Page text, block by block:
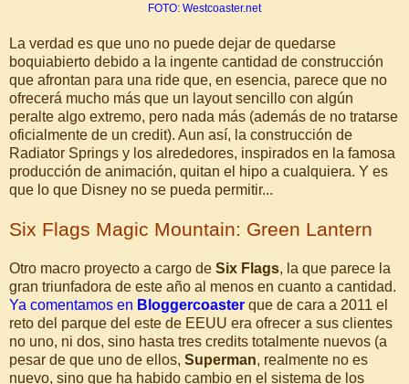
FOTO: Westcoaster.net
La verdad es que uno no puede dejar de quedarse
boquiabierto debido a la ingente cantidad de construcción
que afrontan para una ride que, en esencia, parece que no
ofrecerá mucho más que un layout sencillo con algún
peralte algo extremo, pero nada más (además de no tratarse
oficialmente de un credit). Aun así, la construcción de
Radiator Springs y los alrededores, inspirados en la famosa
producción de animación, quitan el hipo a cualquiera. Y es
que lo que Disney no se pueda permitir...
Six Flags Magic Mountain: Green Lantern
Otro macro proyecto a cargo de Six Flags, la que parece la
gran triunfadora de este año al menos en cuanto a cantidad.
Ya comentamos en Bloggercoaster que de cara a 2011 el
reto del parque del este de EEUU era ofrecer a sus clientes
no uno, ni dos, sino hasta tres credits totalmente nuevos (a
pesar de que uno de ellos, Superman, realmente no es
nuevo, sino que ha habido cambio en el sistema de los